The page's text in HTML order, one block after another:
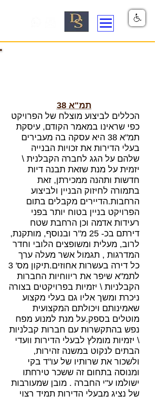
תמ"א 38
הכללים לביצוע מוצלח של הפרויקט
כפי שראינו במאמר הקודם, עיסקת
תמ"א 38 היא עסקה בה מעבירים
בעלי הדירות את זכויות הבנייה
שלהם על הגג לחברה הקבלנית \
יזמית על מנת שזאת תבנה דיות
חדשות ותהנה ממכירתן, זאת
בתמורה לחיזוק הבניין ולביצוע
הרחבות.הדיירים מקבלים בתום
הפרויקט בניין בטוח יותר בפני
רעידות אדמה וכן הרחבת שטח
דירתם בכ- 25 מ"ר ובנוסף, מותקנת,
לרוב, מעלית ומשופצים הלובי וחדר
המדרגות , תגמול אשר מעלה ערך
כל דירה בעשרות אחוזים.תיקון מס' 3
לתמ"א שיפר את ריווחיות החברות
הקבלניות \ יזמיות בפרויקטים בצורה
ניכרת ומשך אליו גם בעלי מקצוע
שאמינותם ויכולתם המקצועית
מוטלים בספק.על מנת למנוע מפח
נפש בהתקשרות עם חברות קבלניות
\ יזמיות מומלץ לבעלי הדירות וועדי
הבתים לנקוט במשנה זהירות,
ולשכור את שרותיו של עו"ד בקי
ומנוסה בתחום זה ששכר טירחתו
ישולמו ע"י החברה . מובן שמעורבות
של נציג מבעלי הדירות תמיד רצוי